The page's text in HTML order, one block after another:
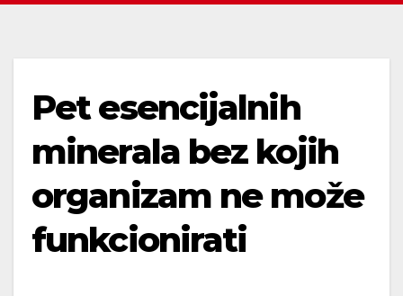
Pet esencijalnih
minerala bez kojih
organizam ne može
funkcionirati